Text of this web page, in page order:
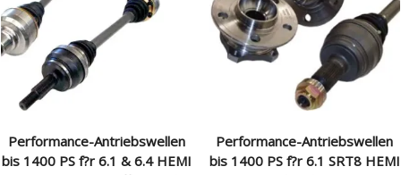
Performance-Antriebswellen
bis 1400 PS f?r 6.1 & 6.4 HEMI
Performance-Antriebswellen
bis 1400 PS f?r 6.1 SRT8 HEMI